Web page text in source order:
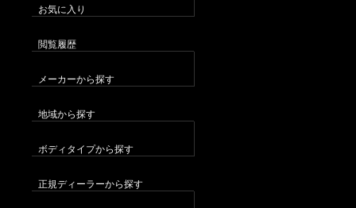
お気に入り
閲覧履歴
メーカーから探す
地域から探す
ボディタイプから探す
正規ディーラーから探す